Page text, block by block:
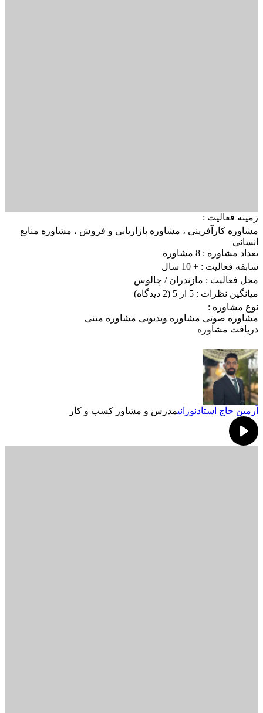
زمینه فعالیت :
مشاوره کارآفرینی ، مشاوره بازاریابی و فروش ، مشاوره منابع
انسانی
تعداد مشاوره : 8 مشاوره
سابقه فعالیت : + 10 سال
محل فعالیت : مازندران/ چالوس
میانگین نظرات : 5 از 5
(2 دیدگاه)
نوع مشاوره :
مشاوره صوتی مشاوره ویدیویی مشاوره متنی
دریافت مشاوره
آرمین حاج استادنورانیمدرس و مشاور کسب و کار